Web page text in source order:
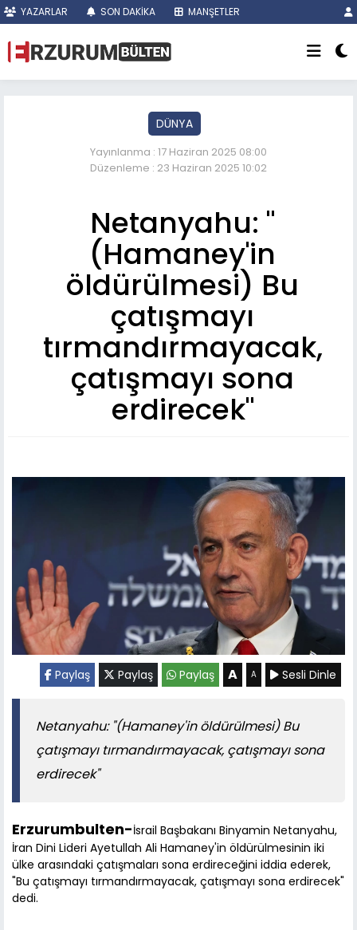
YAZARLAR SON DAKİKA MANŞETLER
DÜNYA
Yayınlanma : 17 Haziran 2025 08:00
Düzenleme : 23 Haziran 2025 10:02
Netanyahu: "
(Hamaney'in
öldürülmesi) Bu
çatışmayı
tırmandırmayacak,
çatışmayı sona
erdirecek"
Paylaş Paylaş Paylaş A A Sesli Dinle
Netanyahu: "(Hamaney'in öldürülmesi) Bu
çatışmayı tırmandırmayacak, çatışmayı sona
erdirecek"
Erzurumbulten-İsrail Başbakanı Binyamin Netanyahu,
İran Dini Lideri Ayetullah Ali Hamaney'in öldürülmesinin iki
ülke arasındaki çatışmaları sona erdireceğini iddia ederek,
"Bu çatışmayı tırmandırmayacak, çatışmayı sona erdirecek"
dedi.